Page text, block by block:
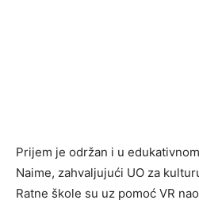
Prijem je održan i u
Naime, zahvaljujući UO za
Ratne škole su uz pomoć VR